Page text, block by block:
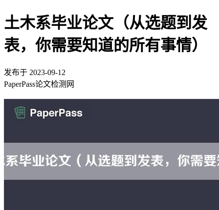
土木系毕业论文（从选题到发
表，你需要知道的所有事情）
发布于 2023-09-12
PaperPass论文检测网